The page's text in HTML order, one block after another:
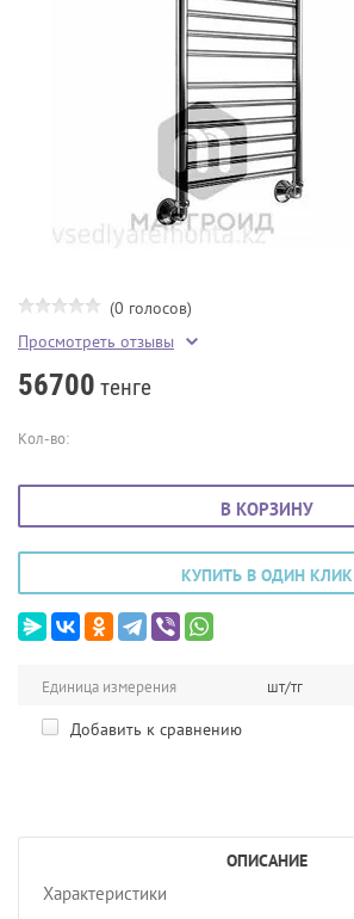
(0 голосов)
Просмотреть отзывы
56700 тенге
Кол-во:
В КОРЗИНУ
КУПИТЬ В ОДИН КЛИК
Единица измерения шт/тг
Добавить к сравнению
ОПИСАНИЕ
Характеристики